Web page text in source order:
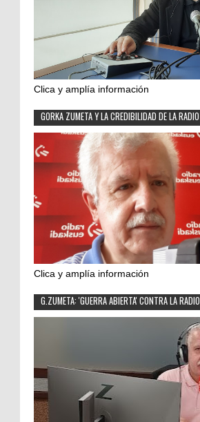
Clica y amplía información
GORKA ZUMETA Y LA CREDIBILIDAD DE LA RADIO
Clica y amplía información
G.ZUMETA: 'GUERRA ABIERTA' CONTRA LA RADIO